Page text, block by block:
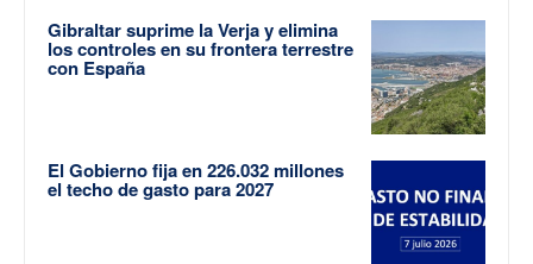
Gibraltar suprime la Verja y elimina
los controles en su frontera terrestre
con España
El Gobierno fija en 226.032 millones
el techo de gasto para 2027